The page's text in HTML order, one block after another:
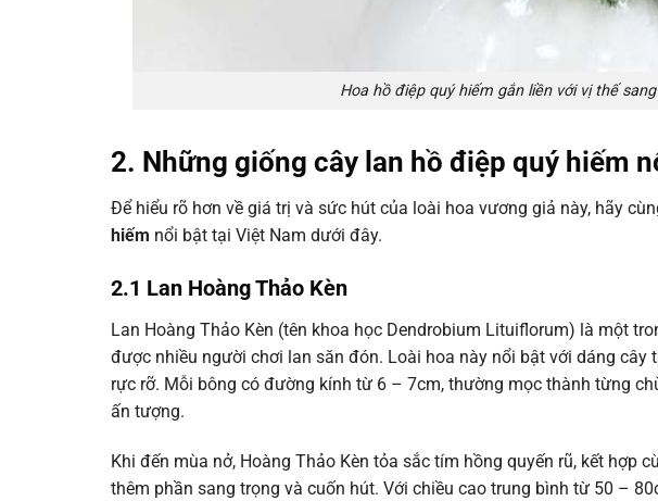
Hoa hồ điệp quý hiếm gắn liền với vị thế
2. Những giống cây lan hồ điệp quý hiếm
Để hiểu rõ hơn về giá trị và sức hút của loài hoa vương giả này, hãy
hiếm nổi bật tại Việt Nam dưới đây.
2.1 Lan Hoàng Thảo Kèn
Lan Hoàng Thảo Kèn (tên khoa học Dendrobium Lituiflorum) là một
được nhiều người chơi lan săn đón. Loài hoa này nổi bật với dáng cây
rực rỡ. Mỗi bông có đường kính từ 6 – 7cm, thường mọc thành từng
ấn tượng.
Khi đến mùa nở, Hoàng Thảo Kèn tỏa sắc tím hồng quyến rũ, kết hợp
thêm phần sang trọng và cuốn hút. Với chiều cao trung bình từ 50 –